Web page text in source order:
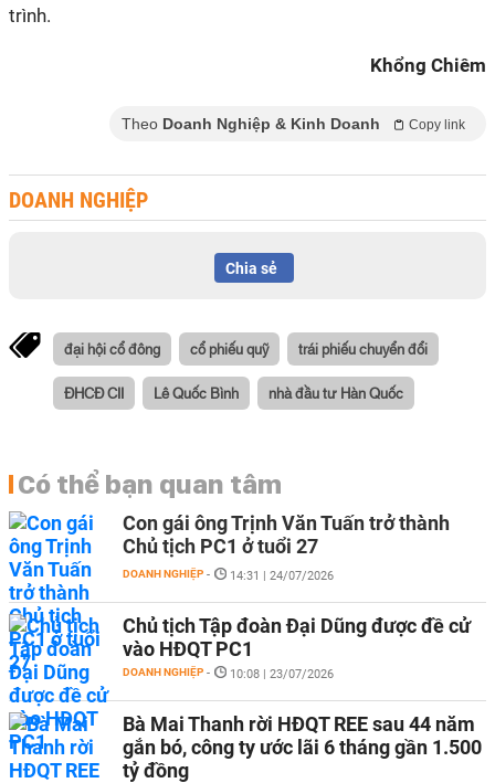
trình.
Khổng Chiêm
Theo Doanh Nghiệp & Kinh Doanh Copy link
DOANH NGHIỆP
Chia sẻ
đại hội cổ đông cổ phiếu quỹ trái phiếu chuyển đổi
ĐHCĐ CII Lê Quốc Bình nhà đầu tư Hàn Quốc
Có thể bạn quan tâm
Con gái ông Trịnh Văn Tuấn trở thành
Chủ tịch PC1 ở tuổi 27
DOANH NGHIỆP - 14:31 | 24/07/2026
Chủ tịch Tập đoàn Đại Dũng được đề cử
vào HĐQT PC1
DOANH NGHIỆP - 10:08 | 23/07/2026
Bà Mai Thanh rời HĐQT REE sau 44 năm
gắn bó, công ty ước lãi 6 tháng gần 1.500
tỷ đồng